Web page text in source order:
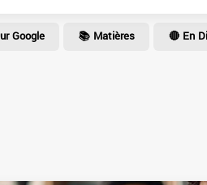
Google 📚 Matières 🔴 En